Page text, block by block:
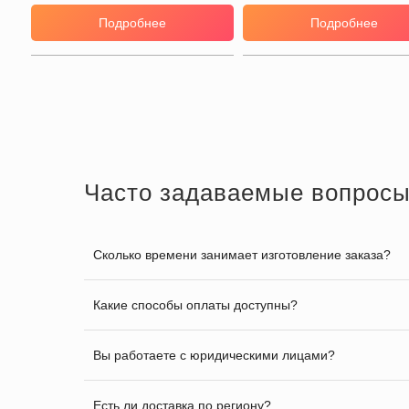
Подробнее Подробнее
Часто задаваемые вопросы
Сколько времени занимает изготовление заказа?
Какие способы оплаты доступны?
Вы работаете с юридическими лицами?
Есть ли доставка по региону?